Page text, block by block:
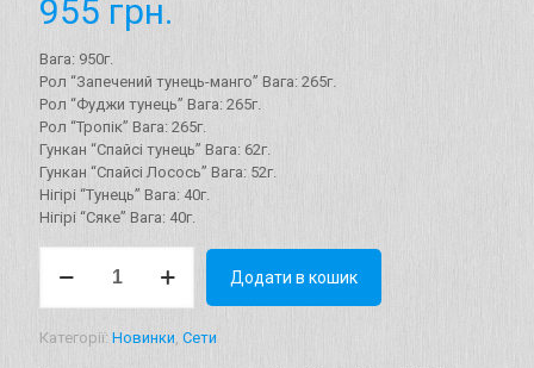
955 грн.
Вага: 950г.
Рол “Запечений тунець-манго” Вага: 265г.
Рол “Фуджи тунець” Вага: 265г.
Рол “Тропік” Вага: 265г.
Гункан “Cпайсі тунець” Вага: 62г.
Гункан “Спайсі Лосось” Вага: 52г.
Нігірі “Тунець” Вага: 40г.
Нігірі “Сяке” Вага: 40г.
"Каноя"
кількість
Додати в кошик
Категорії: Новинки, Сети